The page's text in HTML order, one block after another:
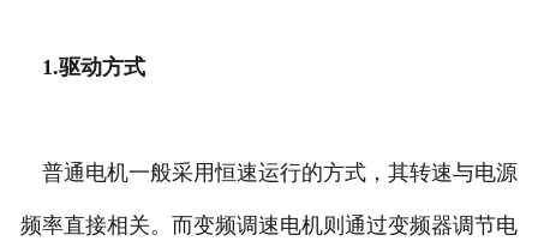
1.驱动方式
普通电机一般采用恒速运行的方式，其转速与电源
频率直接相关。而变频调速电机则通过变频器调节电